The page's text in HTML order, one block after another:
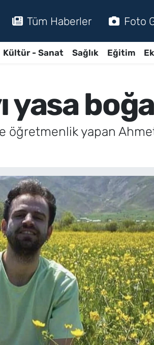
Tüm Haberler Foto
Kültür - Sanat Sağlık Eğitim
yasa
öğretmenlik yapan